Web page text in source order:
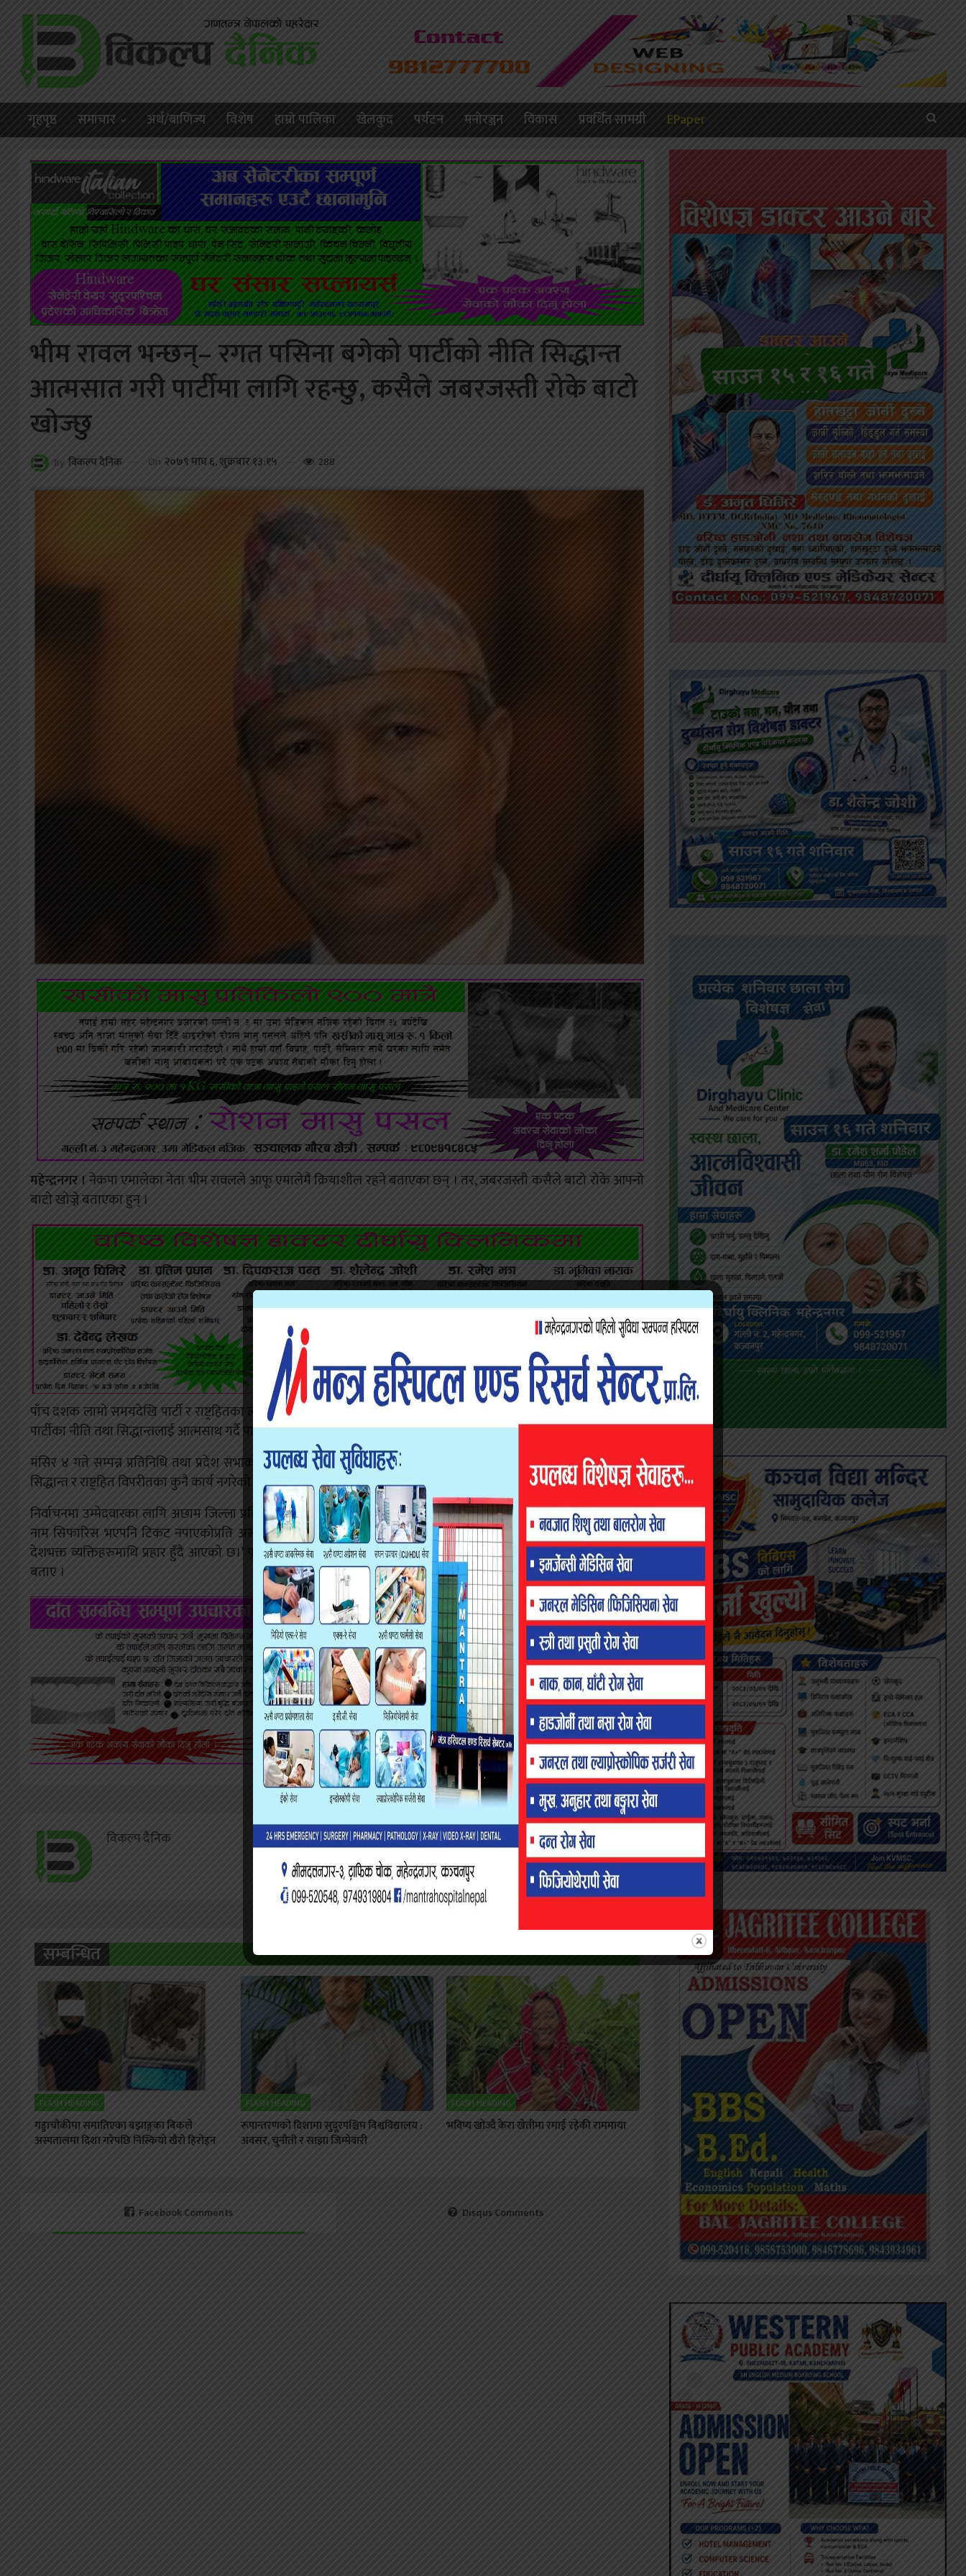
गृहपृष्ठ समाचार अर्थ/बाणिज्य विशेष हाम्राे पालिका खेलकुद पर्यटन मनाेरञ्जन विकास प्रवर्धित सामग्री EPaper
भीम रावल भन्छन्– रगत पसिना बगेको पार्टीको नीति सिद्धान्त
आत्मसात गरी पार्टीमा लागि रहन्छु, कसैले जबरजस्ती रोके बाटो
खोज्छु
By विकल्प दैनिक On २०७९ माघ ६, शुक्रबार १३:१५ 288
महेन्द्रनगर । नेकपा एमालेका नेता भीम रावलले आफू एमालेमै क्रियाशील रहने बताएका छन् । तर, जबरजस्ती कसैले बाटो रोके आफ्नो
बाटो खोज्ने बताएका हुन् ।
पाँच दशक लामो समयदेखि पार्टी र राष्ट्रहितका लागि आवाज उठाउँदै आएको बताउँदै रावलले आफ्नो रगत र पसिना एमालेमा बगेकोले
पार्टीका नीति तथा सिद्धान्तलाई आत्मसाथ गर्दै पार्टीमा लागिरहने बताए ।
मंसिर ४ गते सम्पन्न प्रतिनिधि तथा प्रदेश सभाको निर्वाचनपछि पहिलो पटक गृहजिल्ला अछाम पुगेका नेता रावलले आफूले पार्टीको
सिद्धान्त र राष्ट्रहित विपरीतका कुनै कार्य नगरेको दाबी गरे ।
निर्वाचनमा उम्मेदवारका लागि अछाम जिल्ला प्रतिनिधि सभा सदस्य निर्वाचन क्षेत्र–१ बाट वडा, नगर, क्षेत्र, जिल्ला तथा प्रदेशबाट एकल
नाम सिफारिस भएपनि टिकट नपाएकोप्रति असन्तुष्टि पोख्दै नेता रावलले भने, ‘राष्ट्रिय तथा अन्तराष्ट्रिय शक्तिका कारण पटक पटक
देशभक्त व्यक्तिहरुमाथि प्रहार हुँदै आएको छ।’ पूर्वउपप्रधानमन्त्री समेत रहेका रावलले सरकारले गरेका राम्रा कामको सधैँ प्रशंसा गर्ने
बताए ।
विकल्प दैनिक
सम्बन्धित
FLASH HEADING
गड्डाचौकीमा समातिएका बझाङ्गका बिकले
अस्पतालमा दिशा गरेपछि निस्कियो खैरो हिरोइन
FLASH HEADING
रूपान्तरणको दिशामा सुदूरपश्चिम विश्वविद्यालय :
अवसर, चुनौती र साझा जिम्मेवारी
FLASH HEADING
भविष्य खोज्दै केरा खेतीमा रमाई रहेकी राममाया
Facebook Comments Disqus Comments